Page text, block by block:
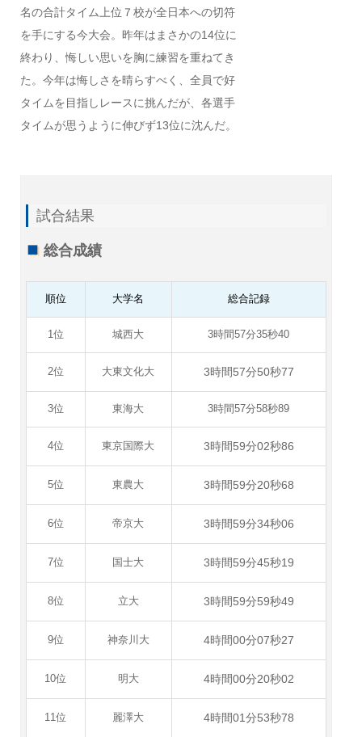
名の合計タイム上位７校が全日本への切符
を手にする今大会。昨年はまさかの14位に
終わり、悔しい思いを胸に練習を重ねてき
た。今年は悔しさを晴らすべく、全員で好
タイムを目指しレースに挑んだが、各選手
タイムが思うように伸びず13位に沈んだ。
試合結果
総合成績
順位 大学名 総合記録
1位 城西大 3時間57分35秒40
2位 大東文化大 3時間57分50秒77
3位 東海大 3時間57分58秒89
4位 東京国際大 3時間59分02秒86
5位 東農大 3時間59分20秒68
6位 帝京大 3時間59分34秒06
7位 国士大 3時間59分45秒19
8位 立大 3時間59分59秒49
9位 神奈川大 4時間00分07秒27
10位 明大 4時間00分20秒02
11位 麗澤大 4時間01分53秒78